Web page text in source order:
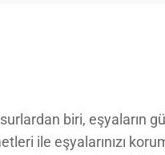
biri, eşyaların
ile eşyalarınızı